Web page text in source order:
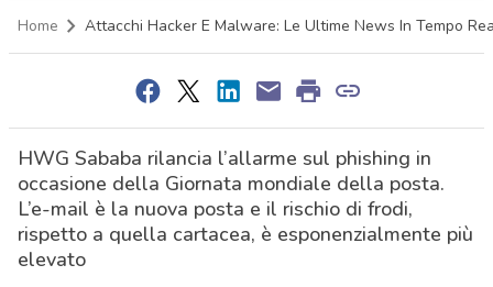
Home Attacchi Hacker E Malware: Le Ultime News In Tempo
HWG Sababa rilancia l’allarme sul phishing in
occasione della Giornata mondiale della posta.
L’e-mail è la nuova posta e il rischio di frodi,
rispetto a quella cartacea, è esponenzialmente più
elevato